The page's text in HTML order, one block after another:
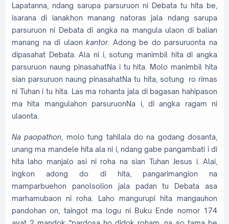
Lapatanna, ndang sarupa parsuruon ni Debata tu hita be,
isarana di ianakhon manang natoras jala ndang sarupa
parsuruon ni Debata di angka na mangula ulaon di balian
manang na di ulaonkantor. Adong be do parsuruonta na
dipasahat Debata. Ala ni i, sotung manimbil hita di angka
parsuruon naung pinasahatNa i tu hita. Molo manimbil hita
sian parsuruon naung pinasahatNa tu hita, sotung ro rimas
ni Tuhan i tu hita. Las ma rohanta jala di bagasan hahipason
ma hita mangulahon parsuruonNa i, di angka ragam ni
ulaonta.
Na paopathon , molo tung tahilala do na godang dosanta,
unang ma mandele hita ala ni i, ndang gabe pangambati i di
hita laho manjalo asi ni roha na sian Tuhan Jesus i. Alai,
ingkon adong do di hita, pangarimangion na
mamparbuehon panolsolion jala padan tu Debata asa
marhamubaon ni roha. Laho mangurupi hita mangauhon
pandohan on, taingot ma logu ni Buku Ende nomor 174